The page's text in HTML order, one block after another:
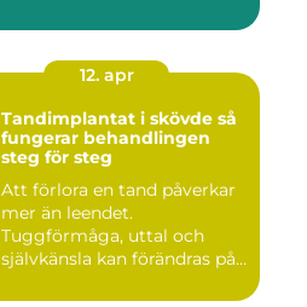
12. apr
Tandimplantat i skövde så
fungerar behandlingen
steg för steg
Att förlora en tand påverkar
mer än leendet.
Tuggförmåga, uttal och
självkänsla kan förändras på